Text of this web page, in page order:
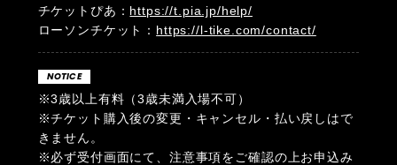
チケットぴあ： https://t.pia.jp/help/
ローソンチケット： https://l-tike.com/contact/
NOTICE
※3歳以上有料（3歳未満入場不可）
※チケット購入後の変更・キャンセル・払い戻しはで
きません。
※必ず受付画面にて、注意事項をご確認の上お申込み